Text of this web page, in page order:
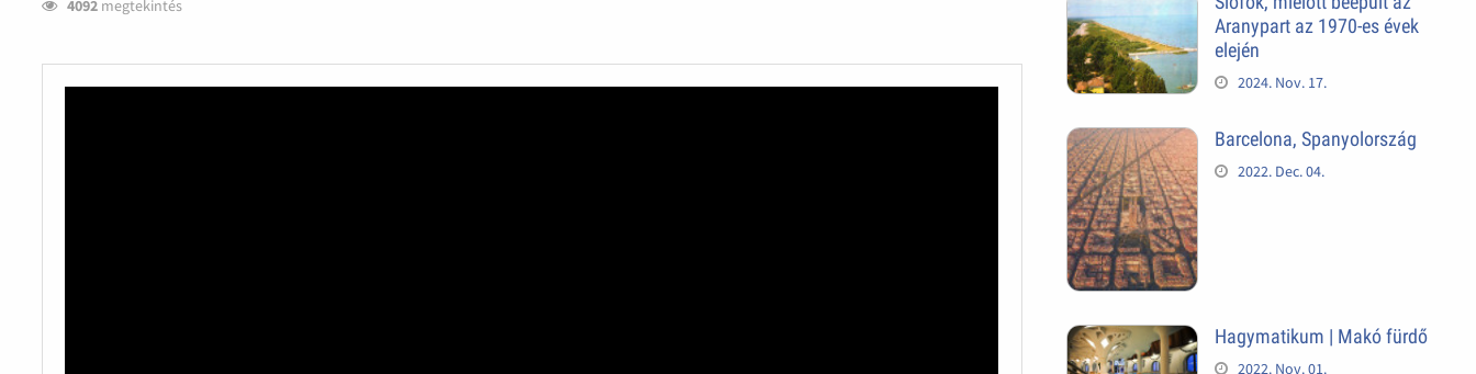
4092 megtekintés
Aranypart az 1970-es évek
elején
2024. Nov. 17.
Barcelona, Spanyolország
2022. Dec. 04.
Hagymatikum | Makó fürdő
2022. Nov. 01.